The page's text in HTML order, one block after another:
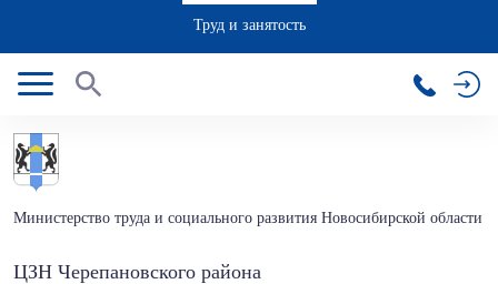
Труд и занятость
Министерство труда и социального развития Новосибирской области
ЦЗН Черепановского района